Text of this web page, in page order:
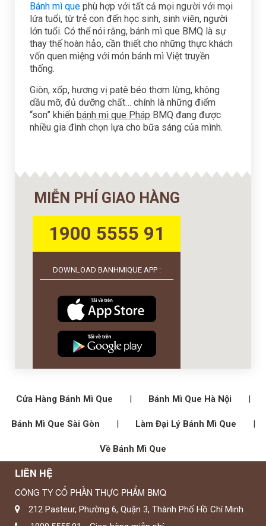
Bánh mì que phù hợp với tất cả mọi người với mọi
lứa tuổi, từ trẻ con đến học sinh, sinh viên, người
lớn tuổi. Có thể nói rằng, bánh mì que BMQ là sự
thay thế hoàn hảo, cần thiết cho những thực khách
vốn quen miệng với món bánh mì Việt truyền
thống.
Giòn, xốp, hương vị patê béo thơm lừng, không
dầu mỡ, đủ dưỡng chất… chính là những điểm
“son” khiến bánh mì que Pháp BMQ đang được
nhiều gia đình chọn lựa cho bữa sáng của mình.
MIỄN PHÍ GIAO HÀNG
1900 5555 91
DOWNLOAD BANHMIQUE APP :
Cửa Hàng Bánh Mì Que Bánh Mì Que Hà Nội
Bánh Mì Que Sài Gòn Làm Đại Lý Bánh Mì Que
Về Bánh Mì Que
LIÊN HỆ
CÔNG TY CỔ PHẦN THỰC PHẨM BMQ
212 Pasteur, Phường 6, Quận 3, Thành Phố Hồ Chí Minh